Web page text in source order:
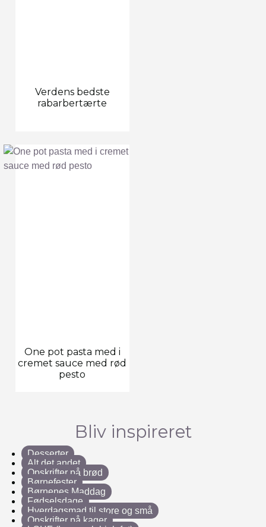
Verdens bedste
rabarbertærte
One pot pasta med i
cremet sauce med rød
pesto
Bliv inspireret
Desserter
Alt det andet
Opskrifter på brød
Børnefester
Børnenes Maddag
Fødselsdage
Hverdagsmad til store og små
Opskrifter på kager